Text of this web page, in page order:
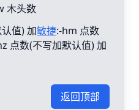
木头数
值) 加敏捷:-hm 点数
点数(不写加默认值) 加
返回顶部